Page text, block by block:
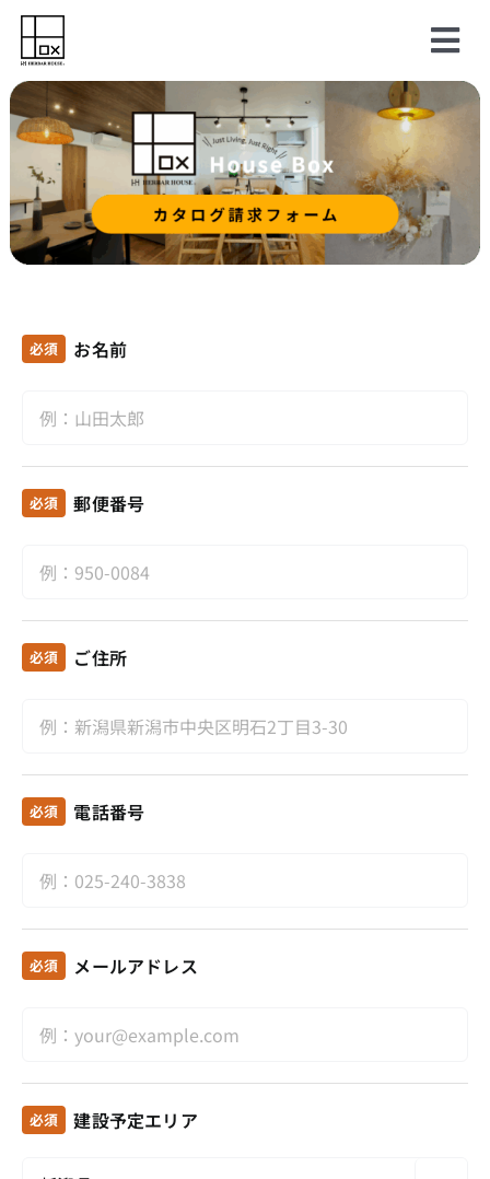
Skip
content
プライス
プラン
モデルハウス
会社概要
必須 お名前
必須 郵便番号
必須 ご住所
必須 電話番号
必須 メールアドレス
必須 建設予定エリア